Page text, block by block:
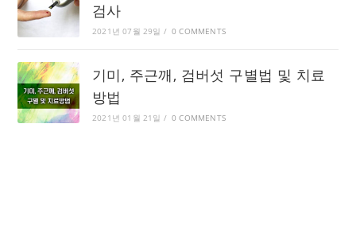
검사
2021년 07월 29일 / 0 COMMENTS
기미, 주근깨, 검버섯 구별법 및 치료
방법
2021년 01월 21일 / 0 COMMENTS